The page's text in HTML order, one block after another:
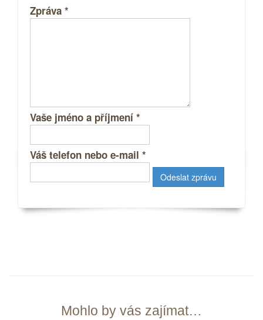
Zpráva *
Vaše jméno a příjmení *
Váš telefon nebo e-mail *
Mohlo by vás zajímat…